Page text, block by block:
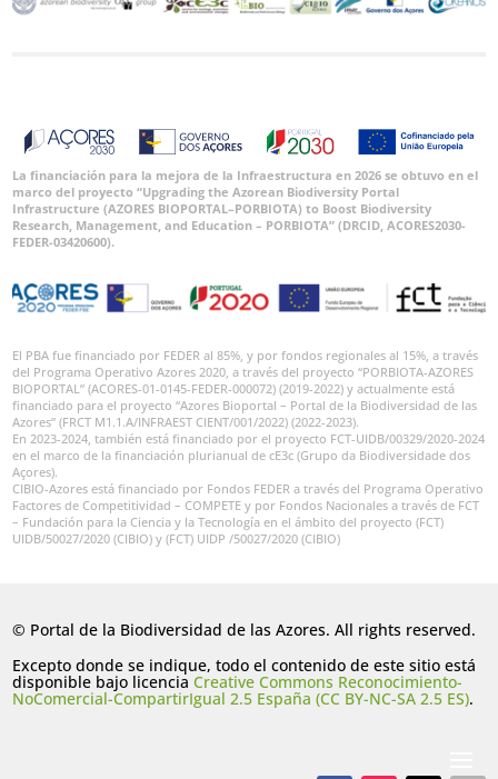
La financiación para la mejora de la Infraestructura en 2026 se obtuvo en el
marco del proyecto “Upgrading the Azorean Biodiversity Portal
Infrastructure (AZORES BIOPORTAL–PORBIOTA) to Boost Biodiversity
Research, Management, and Education – PORBIOTA” (DRCID, ACORES2030-
FEDER-03420600).
El PBA fue financiado por FEDER al 85%, y por fondos regionales al 15%, a través
del Programa Operativo Azores 2020, a través del proyecto “PORBIOTA-AZORES
BIOPORTAL” (ACORES-01-0145-FEDER-000072) (2019-2022) y actualmente está
financiado para el proyecto “Azores Bioportal – Portal de la Biodiversidad de las
Azores” (FRCT M1.1.A/INFRAEST CIENT/001/2022) (2022-2023).
En 2023-2024, también está financiado por el proyecto FCT-UIDB/00329/2020-2024
en el marco de la financiación plurianual de cE3c (Grupo da Biodiversidade dos
Açores).
CIBIO-Azores está financiado por Fondos FEDER a través del Programa Operativo
Factores de Competitividad – COMPETE y por Fondos Nacionales a través de FCT
– Fundación para la Ciencia y la Tecnología en el ámbito del proyecto (FCT)
UIDB/50027/2020 (CIBIO) y (FCT) UIDP /50027/2020 (CIBIO)
© Portal de la Biodiversidad de las Azores. All rights reserved.
Excepto donde se indique, todo el contenido de este sitio está
disponible bajo licenciaCreative Commons Reconocimiento-
NoComercial-CompartirIgual 2.5 España (CC BY-NC-SA 2.5 ES).